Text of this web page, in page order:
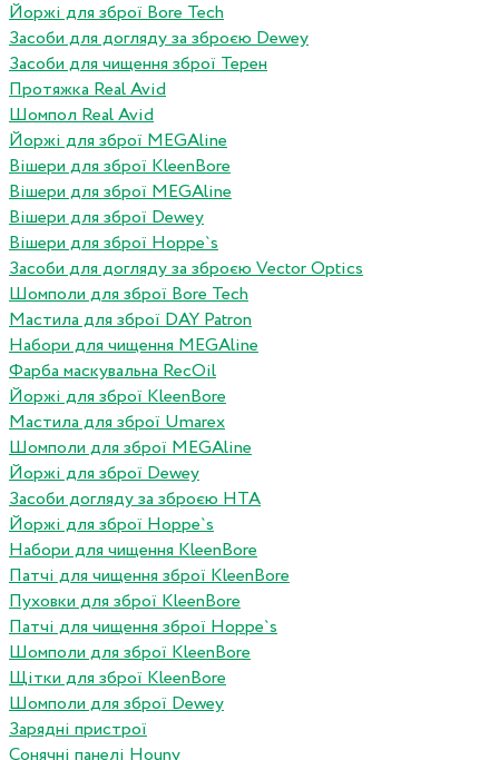
Йоржі для зброї Bore Tech
Засоби для догляду за зброєю Dewey
Засоби для чищення зброї Терен
Протяжка Real Avid
Шомпол Real Avid
Йоржі для зброї MEGAline
Вішери для зброї KleenBore
Вішери для зброї MEGAline
Вішери для зброї Dewey
Вішери для зброї Hoppe`s
Засоби для догляду за зброєю Vector Optics
Шомполи для зброї Bore Tech
Мастила для зброї DAY Patron
Набори для чищення MEGAline
Фарба маскувальна RecOil
Йоржі для зброї KleenBore
Мастила для зброї Umarex
Шомполи для зброї MEGAline
Йоржі для зброї Dewey
Засоби догляду за зброєю HTA
Йоржі для зброї Hoppe`s
Набори для чищення KleenBore
Патчі для чищення зброї KleenBore
Пуховки для зброї KleenBore
Патчі для чищення зброї Hoppe`s
Шомполи для зброї KleenBore
Щітки для зброї KleenBore
Шомполи для зброї Dewey
Зарядні пристрої